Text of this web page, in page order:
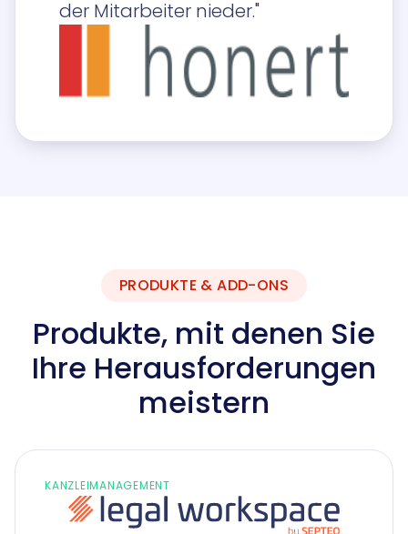
der Mitarbeiter nieder."
PRODUKTE & ADD-ONS
Produkte, mit denen Sie
Ihre Herausforderungen
meistern
KANZLEIMANAGEMENT